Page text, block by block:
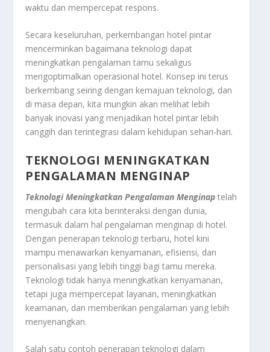
waktu dan mempercepat respons.
Secara keseluruhan, perkembangan hotel pintar
mencerminkan bagaimana teknologi dapat
meningkatkan pengalaman tamu sekaligus
mengoptimalkan operasional hotel. Konsep ini terus
berkembang seiring dengan kemajuan teknologi, dan
di masa depan, kita mungkin akan melihat lebih
banyak inovasi yang menjadikan hotel pintar lebih
canggih dan terintegrasi dalam kehidupan sehari-hari.
TEKNOLOGI MENINGKATKAN
PENGALAMAN MENGINAP
Teknologi Meningkatkan Pengalaman Menginap telah
mengubah cara kita berinteraksi dengan dunia,
termasuk dalam hal pengalaman menginap di hotel.
Dengan penerapan teknologi terbaru, hotel kini
mampu menawarkan kenyamanan, efisiensi, dan
personalisasi yang lebih tinggi bagi tamu mereka.
Teknologi tidak hanya meningkatkan kenyamanan,
tetapi juga mempercepat layanan, meningkatkan
keamanan, dan memberikan pengalaman yang lebih
menyenangkan.
Salah satu contoh penerapan teknologi dalam